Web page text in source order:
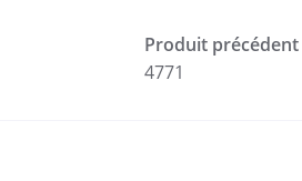
Produit précédent
4771